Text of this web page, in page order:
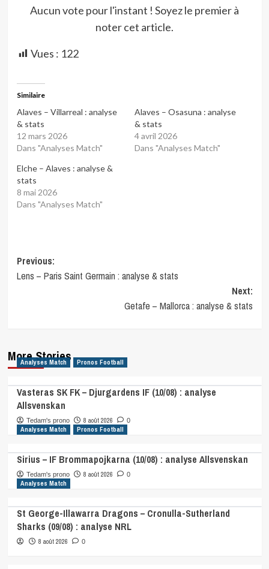
Aucun vote pour l'instant ! Soyez le premier à
noter cet article.
Vues : 122
Similaire
Alaves – Villarreal : analyse
& stats
12 mars 2026
Dans "Analyses Match"
Alaves – Osasuna : analyse
& stats
4 avril 2026
Dans "Analyses Match"
Elche – Alaves : analyse &
stats
8 mai 2026
Dans "Analyses Match"
Post
navigation
Previous:
Lens – Paris Saint Germain : analyse & stats
Next:
Getafe – Mallorca : analyse & stats
More Stories
Analyses Match Pronos Football
Vasteras SK FK – Djurgardens IF (10/08) : analyse
Allsvenskan
Tedam's prono 8 août 2026 0
Analyses Match Pronos Football
Sirius – IF Brommapojkarna (10/08) : analyse Allsvenskan
Tedam's prono 8 août 2026 0
Analyses Match
St George-Illawarra Dragons – Cronulla-Sutherland
Sharks (09/08) : analyse NRL
8 août 2026 0